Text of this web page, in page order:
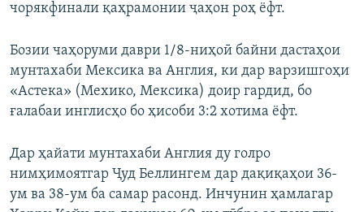
чорякфинали қаҳрамонии ҷаҳон роҳ ёфт.
Бозии чаҳоруми даври 1/8-ниҳоӣ байни дастаҳои
мунтахаби Мексика ва Англия, ки дар варзишгоҳи
«Астека» (Мехико, Мексика) доир гардид, бо
ғалабаи инглисҳо бо ҳисоби 3:2 хотима ёфт.
Дар ҳайати мунтахаби Англия ду голро
нимҳимоятгар Ҷуд Беллингем дар дақиқаҳои 36-
ум ва 38-ум ба самар расонд. Инчунин ҳамлагар